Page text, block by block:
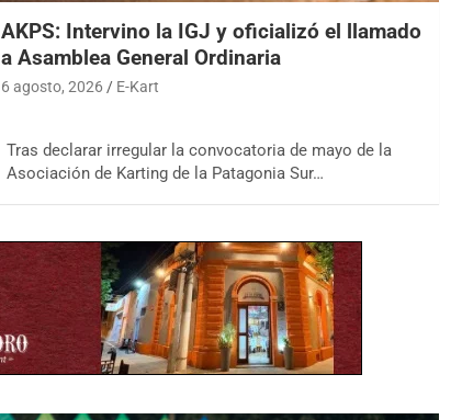
AKPS: Intervino la IGJ y oficializó el llamado
a Asamblea General Ordinaria
6 agosto, 2026 E-Kart
Tras declarar irregular la convocatoria de mayo de la
Asociación de Karting de la Patagonia Sur…